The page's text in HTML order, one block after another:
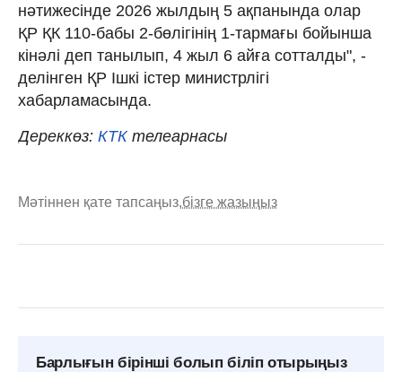
нәтижесінде 2026 жылдың 5 ақпанында олар
ҚР ҚК 110-бабы 2-бөлігінің 1-тармағы бойынша
кінәлі деп танылып, 4 жыл 6 айға сотталды", -
делінген ҚР Ішкі істер министрлігі
хабарламасында.
Дереккөз: КТК телеарнасы
Мәтіннен қате тапсаңыз,бізге жазыңыз
Барлығын бірінші болып біліп отырыңыз